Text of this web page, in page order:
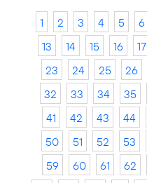
1 2 3 4 5 6
13
14 15 16 17
23
24 25 26
32
33 34 35
41
42 43 44
50
51 52 53
59
60 61 62